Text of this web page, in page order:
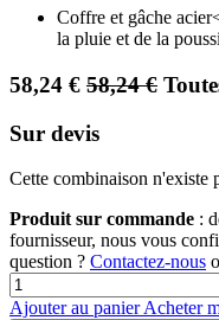
Coffre et gâche
la pluie et de la
58,24 € 58,24€
Sur devis
Cette combinaison n'existe
Produit sur commande :
fournisseur, nous vous
question ? Contactez-nous
Ajouter au panierAcheter